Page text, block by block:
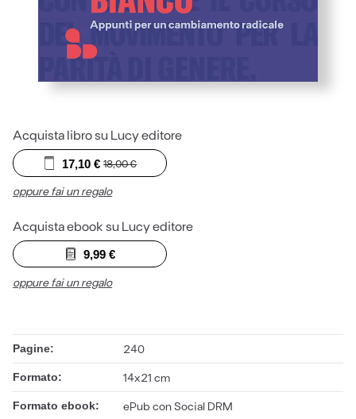
Acquista libro su Lucy editore
18,00€
17,10€
oppure fai un regalo
Acquista ebook su Lucy editore
9,99€
oppure fai un regalo
Pagine: 240
Formato: 14x21 cm
Formato ebook: ePub con Social DRM